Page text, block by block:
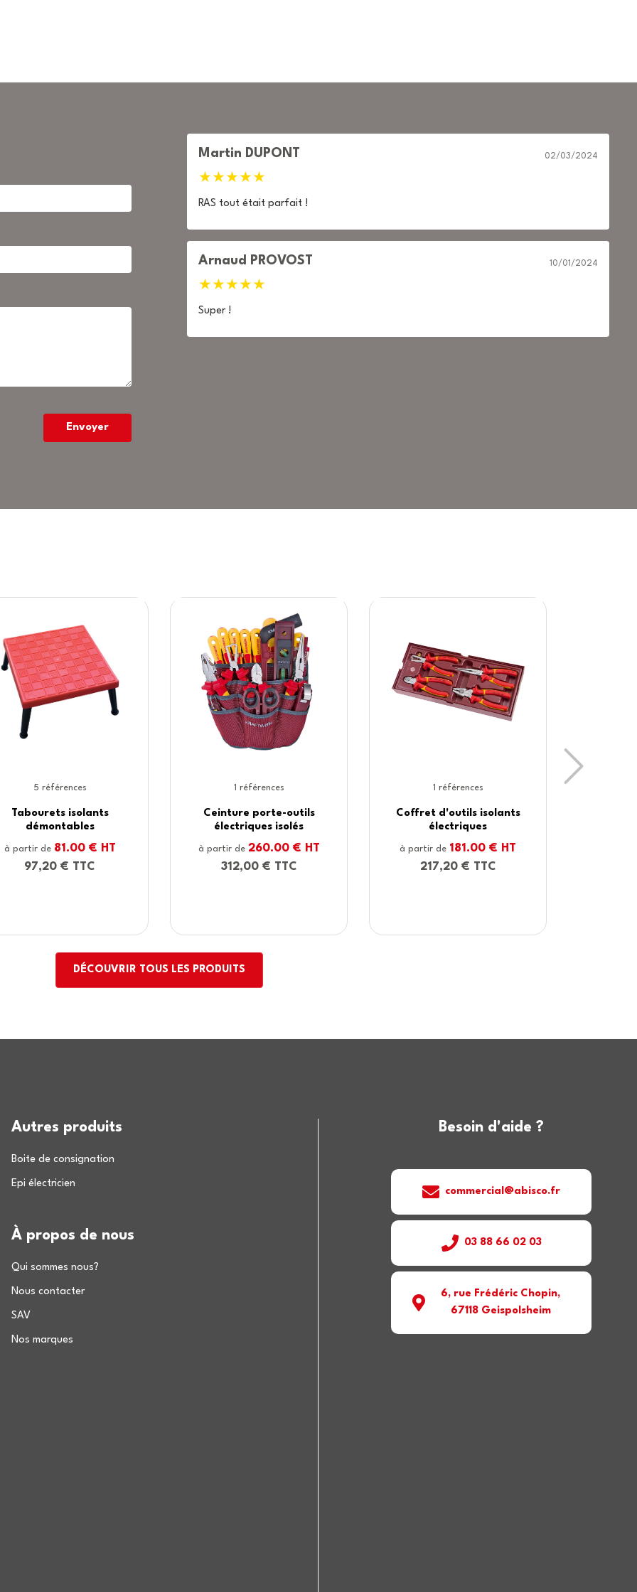
Envoyer
Martin DUPONT 02/03/2024
★★★★★
RAS tout était parfait !
Arnaud PROVOST 10/01/2024
★★★★★
Super !
1 références
porte-outils
isolés
de260.00 € HT
€ TTC
1 références
Coffret d'outils isolants
électriques
à partir de181.00 € HT
217,20 € TTC
Lot de 8 tournevis
électriques isolés
à partir de 48.00 € HT
57,60 € TTC
Next
DÉCOUVRIR TOUS LES PRODUITS
Autres produits
Boite de consignation
Epi électricien
À propos de nous
Qui sommes nous?
Nous contacter
SAV
Nos marques
Besoin d'aide ?
commercial@abisco.fr
03 88 66 02 03
6, rue Frédéric Chopin,
67118 Geispolsheim